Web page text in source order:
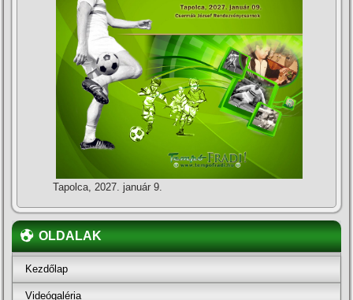
Tapolca, 2027. január 9.
OLDALAK
Kezdőlap
Videógaléria